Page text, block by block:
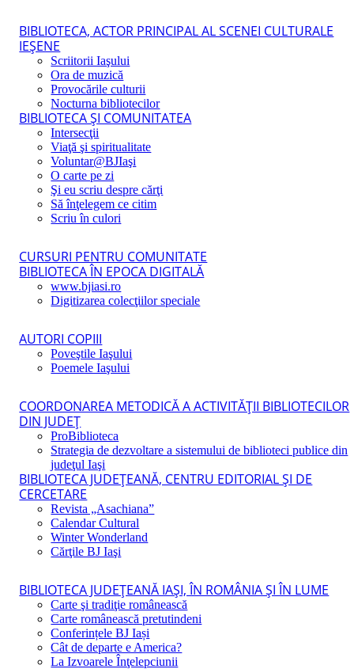
BIBLIOTECA, ACTOR PRINCIPAL AL SCENEI CULTURALE
IEŞENE
Scriitorii Iaşului
Ora de muzică
Provocările culturii
Nocturna bibliotecilor
BIBLIOTECA ŞI COMUNITATEA
Intersecţii
Viaţă şi spiritualitate
Voluntar@BJIaşi
O carte pe zi
Şi eu scriu despre cărţi
Să înţelegem ce citim
Scriu în culori
CURSURI PENTRU COMUNITATE
BIBLIOTECA ÎN EPOCA DIGITALĂ
www.bjiasi.ro
Digitizarea colecţiilor speciale
AUTORI COPIII
Poveştile Iaşului
Poemele Iaşului
COORDONAREA METODICĂ A ACTIVITĂŢII BIBLIOTECILOR
DIN JUDEŢ
ProBiblioteca
Strategia de dezvoltare a sistemului de biblioteci publice din
judeţul Iaşi
BIBLIOTECA JUDEŢEANĂ, CENTRU EDITORIAL ŞI DE
CERCETARE
Revista „Asachiana”
Calendar Cultural
Winter Wonderland
Cărţile BJ Iaşi
BIBLIOTECA JUDEŢEANĂ IAŞI, ÎN ROMÂNIA ŞI ÎN LUME
Carte şi tradiţie românească
Carte românească pretutindeni
Conferințele BJ Iași
Cât de departe e America?
La Izvoarele Înţelepciunii